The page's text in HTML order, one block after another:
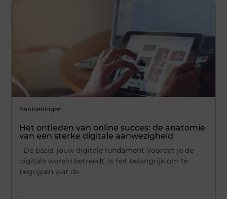
Aanbiedingen
Het ontleden van online succes: de anatomie
van een sterke digitale aanwezigheid
De basis: jouw digitale fundament Voordat je de
digitale wereld betreedt, is het belangrijk om te
begrijpen wat de
...